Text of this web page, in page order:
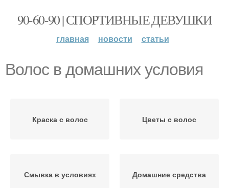
90-60-90 | СПОРТИВНЫЕ ДЕВУШКИ
главная новости статьи
Волос в домашних условия
Краска с волос Цветы с волос
Смывка в условиях Домашние средства